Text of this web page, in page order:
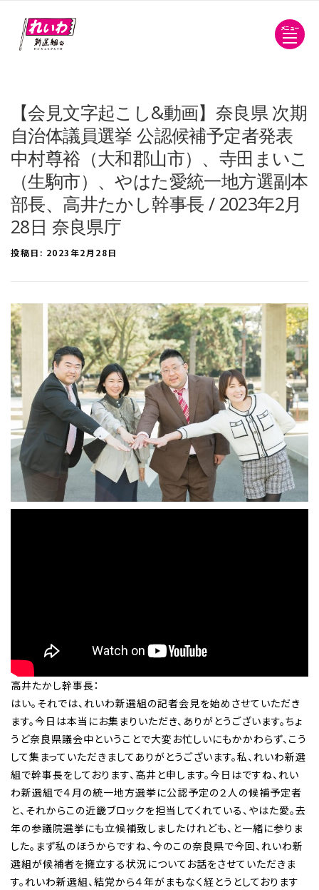
メニュー
【会見文字起こし&動画】奈良県 次期
自治体議員選挙 公認候補予定者発表
中村尊裕（大和郡山市）、寺田まいこ
（生駒市）、やはた愛統一地方選副本
部長、高井たかし幹事長 / 2023年2月
28日 奈良県庁
投稿日: 2023年2月28日
高井たかし幹事長：
はい。それでは、れいわ新選組の記者会見を始めさせていただき
ます。今日は本当にお集まりいただき、ありがとうございます。ちょ
うど奈良県議会中ということで大変お忙しいにもかかわらず、こう
して集まっていただきましてありがとうございます。私、れいわ新選
組で幹事長をしております、高井と申します。今日はですね、れい
わ新選組で４月の統一地方選挙に公認予定の２人の候補予定者
と、それからこの近畿ブロックを担当してくれている、やはた愛。去
年の参議院選挙にも立候補致しましたけれども、と一緒に参りま
した。まず私のほうからですね、今のこの奈良県で今回、れいわ新
選組が候補者を擁立する状況についてお話をさせていただきま
す。れいわ新選組、結党から４年がまもなく経とうとしております